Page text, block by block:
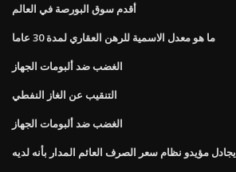
أقدم سوق البورصة في العالم
ما هو معدل الاسمية للرهن العقاري لمدة 30 عاما
الغضب ضد ألبومات الجهاز
التنقيب عن الغاز النفطي
الغضب ضد ألبومات الجهاز
يجادل مؤيدو نظام سعر الصرف العائم المدار بأنه لديه